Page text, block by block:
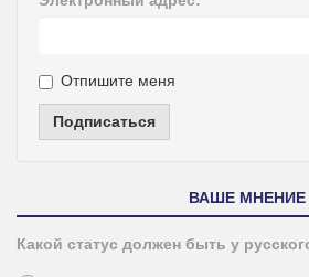
Отпишите меня
Подписаться
ВАШЕ МНЕНИЕ
Какой статус должен быть у